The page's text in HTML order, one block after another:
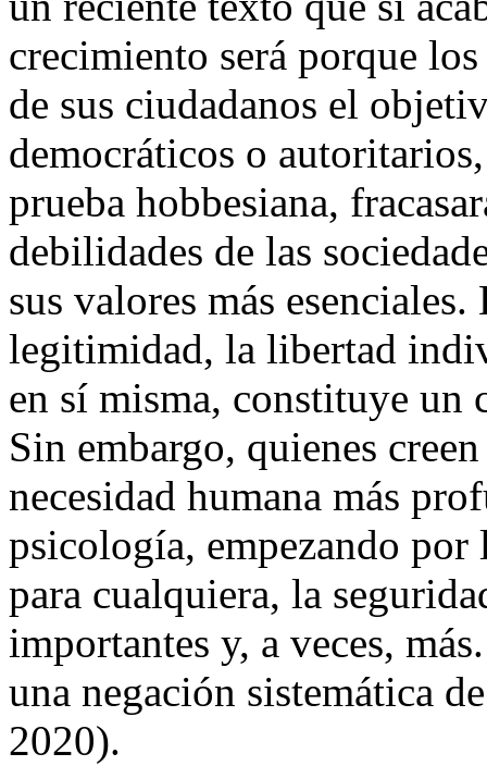
crecimiento será porque
de sus ciudadanos el
democráticos o
prueba hobbesiana,
debilidades de las
sus valores más
legitimidad, la libertad
en sí misma, constituye un
Sin embargo, quienes
necesidad humana más
psicología, empezando por
para cualquiera, la
importantes y, a veces,
una negación sistemática
2020).